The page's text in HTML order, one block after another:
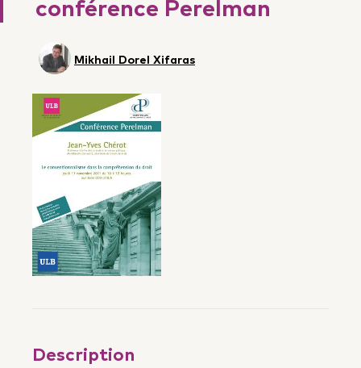
Mikhail Dorel Xifaras
Description